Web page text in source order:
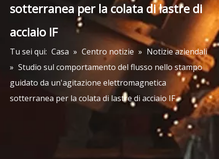
sotterranea per la colata di lastre di
acciaio IF
Tu sei qui: Casa » Centro notizie » Notizie aziendali
» Studio sul comportamento del flusso nello stampo
guidato da un'agitazione elettromagnetica
sotterranea per la colata di lastre di acciaio IF